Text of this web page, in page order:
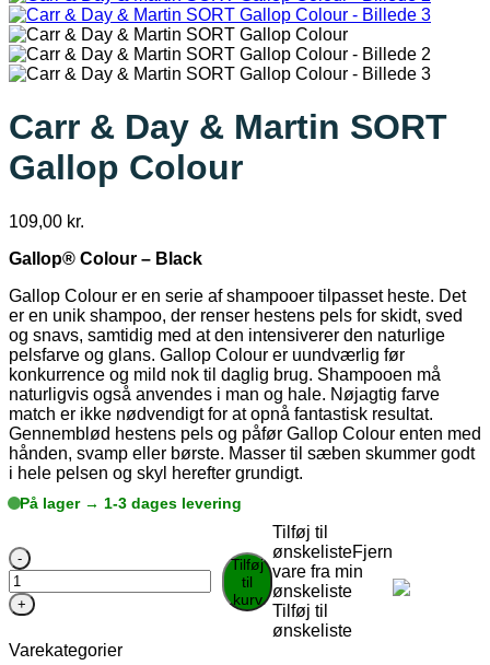
Carr & Day & Martin SORT
Gallop Colour
109,00 kr.
Gallop® Colour – Black
Gallop Colour er en serie af shampooer tilpasset heste. Det
er en unik shampoo, der renser hestens pels for skidt, sved
og snavs, samtidig med at den intensiverer den naturlige
pelsfarve og glans. Gallop Colour er uundværlig før
konkurrence og mild nok til daglig brug. Shampooen må
naturligvis også anvendes i man og hale. Nøjagtig farve
match er ikke nødvendigt for at opnå fantastisk resultat.
Gennemblød hestens pels og påfør Gallop Colour enten med
hånden, svamp eller børste. Masser til sæben skummer godt
i hele pelsen og skyl herefter grundigt.
På lager → 1-3 dages levering
Carr
&
Day
&
SORT
Tilføj
til
kurv
Tilføj til
ønskelisteFjern
vare fra min
ønskeliste
Tilføj til
ønskeliste
Varekategorier